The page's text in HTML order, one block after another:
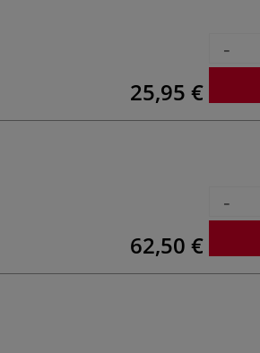
25,95 €
-
62,50 €
-